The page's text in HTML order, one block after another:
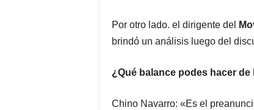
Por otro lado. el dirigente del
brindó un análisis luego del
¿Qué balance podes hacer
Chino Navarro: «Es el